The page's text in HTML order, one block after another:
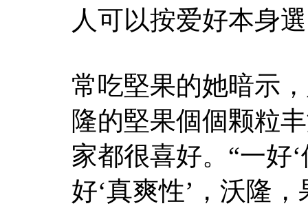
人可以按爱好本身
常吃堅果的她暗示
隆的堅果個個颗粒
家都很喜好。“一好
好‘真爽性’，沃隆